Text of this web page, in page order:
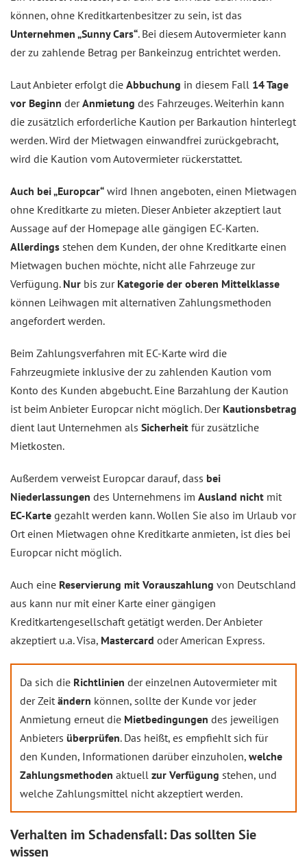
können, ohne Kreditkartenbesitzer zu sein, ist das
Unternehmen „Sunny Cars“. Bei diesem Autovermieter kann
der zu zahlende Betrag per Bankeinzug entrichtet werden.
Laut Anbieter erfolgt die Abbuchung in diesem Fall 14 Tage
vor Beginn derAnmietung des Fahrzeuges. Weiterhin kann
die zusätzlich erforderliche Kaution per Barkaution hinterlegt
werden. Wird der Mietwagen einwandfrei zurückgebracht,
wird die Kaution vom Autovermieter rückerstattet.
Auch bei „Europcar“ wird Ihnen angeboten, einen Mietwagen
ohne Kreditkarte zu mieten. Dieser Anbieter akzeptiert laut
Aussage auf der Homepage alle gängigen EC-Karten.
Allerdings stehen dem Kunden, der ohne Kreditkarte einen
Mietwagen buchen möchte, nicht alle Fahrzeuge zur
Verfügung. Nur bis zur Kategorie der oberen Mittelklasse
können Leihwagen mit alternativen Zahlungsmethoden
angefordert werden.
Beim Zahlungsverfahren mit EC-Karte wird die
Fahrzeugmiete inklusive der zu zahlenden Kaution vom
Konto des Kunden abgebucht. Eine Barzahlung der Kaution
ist beim Anbieter Europcar nicht möglich. Der Kautionsbetrag
dient laut Unternehmen als Sicherheit für zusätzliche
Mietkosten.
Außerdem verweist Europcar darauf, dass bei
Niederlassungen des Unternehmens im Ausland nicht mit
EC-Karte gezahlt werden kann. Wollen Sie also im Urlaub vor
Ort einen Mietwagen ohne Kreditkarte anmieten, ist dies bei
Europcar nicht möglich.
Auch eine Reservierung mit Vorauszahlung von Deutschland
aus kann nur mit einer Karte einer gängigen
Kreditkartengesellschaft getätigt werden. Der Anbieter
akzeptiert u.a. Visa, Mastercard oder American Express.
Da sich die Richtlinien der einzelnen Autovermieter mit
der Zeit ändern können, sollte der Kunde vor jeder
Anmietung erneut die Mietbedingungen des jeweiligen
Anbieters überprüfen. Das heißt, es empfiehlt sich für
den Kunden, Informationen darüber einzuholen, welche
Zahlungsmethoden aktuell zur Verfügung stehen, und
welche Zahlungsmittel nicht akzeptiert werden.
Verhalten im Schadensfall: Das sollten Sie
wissen